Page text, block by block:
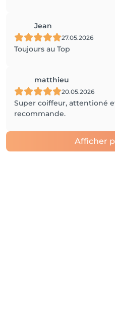
Jean
27.05.2026
Toujours au Top
matthieu
20.05.2026
Super coiffeur, attentioné
recommande.
Afficher